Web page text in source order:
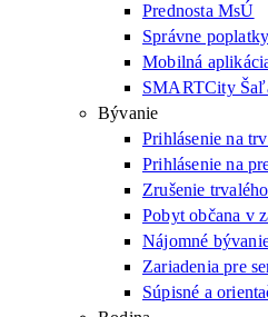
Prednosta MsÚ
Správne poplatky
Mobilná
SMARTCity
Bývanie
Prihlásenie na
Prihlásenie na
Zrušenie
Pobyt občana v
Nájomné
Zariadenia pre
Súpisné a